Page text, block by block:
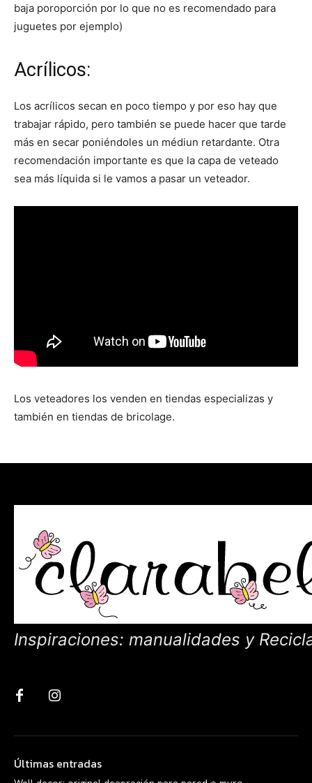
baja poroporción por lo que no es recomendado para
juguetes por ejemplo)
Acrílicos:
Los acrílicos secan en poco tiempo y por eso hay que
trabajar rápido, pero también se puede hacer que tarde
más en secar poniéndoles un médiun retardante. Otra
recomendación importante es que la capa de veteado
sea más líquida si le vamos a pasar un veteador.
Los veteadores los venden en tiendas especializas y
también en tiendas de bricolage.
Inspiraciones: manualidades y
Últimas entradas